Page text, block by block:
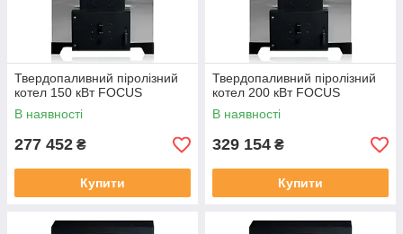
Твердопаливний піролізний
котел 150 кВт FOCUS
В наявності
277 452 ₴
Купити
Твердопаливний піролізний
котел 200 кВт FOCUS
В наявності
329 154 ₴
Купити